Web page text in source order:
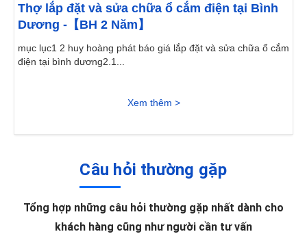
Thợ lắp đặt và sửa chữa ổ cắm điện tại Bình
Dương -【BH 2 Năm】
mục lục1 2 huy hoàng phát báo giá lắp đặt và sửa chữa ổ cắm
điện tại bình dương2.1...
Xem thêm >
Câu hỏi thường gặp
Tổng hợp những câu hỏi thường gặp nhất dành cho
khách hàng cũng như người cần tư vấn